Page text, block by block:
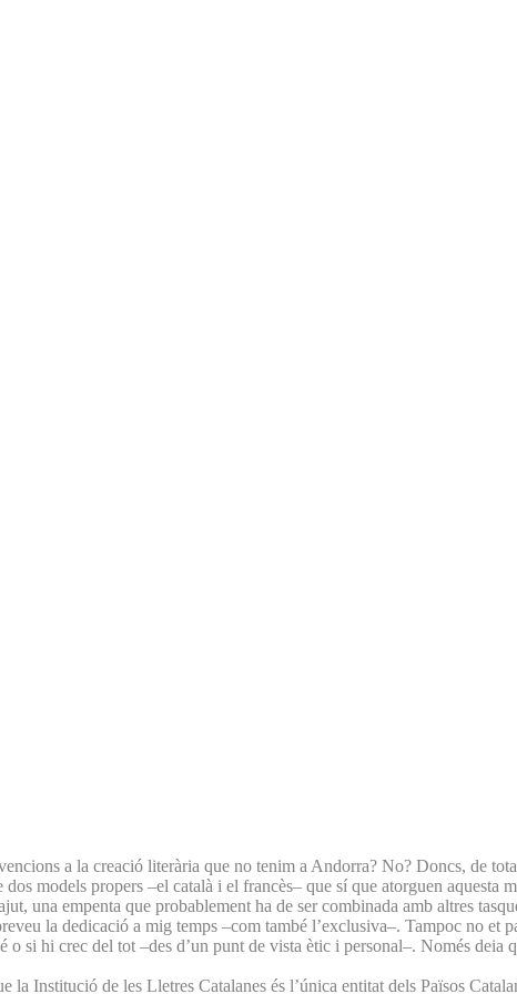
a la creació literària que no tenim a Andorra? No? Doncs, de
models propers –el català i el francès– que sí que atorguen aquesta
una empenta que probablement ha de ser combinada amb altres
la dedicació a mig temps –com també l’exclusiva–. Tampoc no et
si hi crec del tot –des d’un punt de vista ètic i personal–. Només
la Institució de les Lletres Catalanes és l’única entitat dels Països